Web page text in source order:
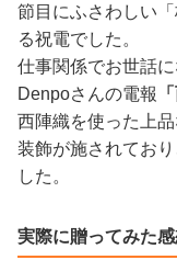
節目にふさわしい
る祝電でした。
仕事関係でお世話
Denpoさんの電報
西陣織を使った上
装飾が施されてお
した。
実際に贈ってみた感